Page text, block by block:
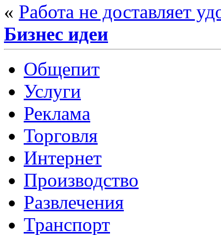
« Работа не доставляет
Бизнес идеи
Общепит
Услуги
Реклама
Торговля
Интернет
Производство
Развлечения
Транспорт